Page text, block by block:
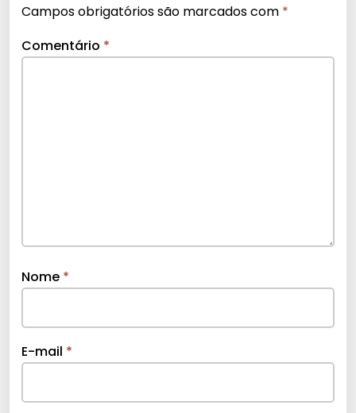
Campos obrigatórios são marcados com *
Comentário *
Nome *
E-mail *